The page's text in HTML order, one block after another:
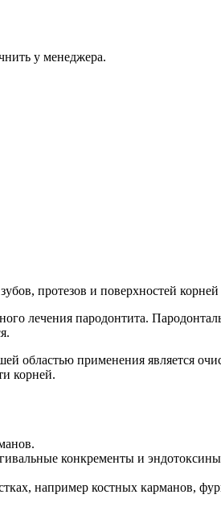
у менеджера.
протезов и поверхностей
лечения пародонтита.
применения является
корней.
конкременты и
например костных карманов,